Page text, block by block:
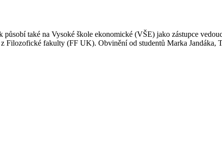
také na Vysoké škole ekonomické (VŠE) jako zástupce
fakulty (FF UK). Obvinění od studentů Marka Jandáka,